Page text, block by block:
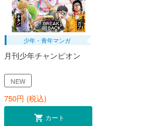
少年・青年マンガ
月刊少年チャンピオン
NEW
750円 (税込)
カート